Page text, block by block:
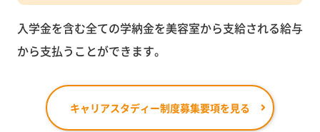
入学金を含む全ての学納金を美容室から支給される給与
から支払うことができます。
キャリアスタディー制度募集要項を見る